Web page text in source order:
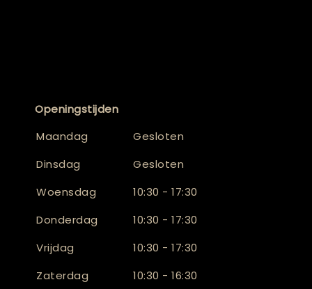
Openingstijden
Maandag
Gesloten
Dinsdag
Gesloten
Woensdag
10:30 - 17:30
Donderdag
10:30 - 17:30
Vrijdag
10:30 - 17:30
Zaterdag
10:30 - 16:30